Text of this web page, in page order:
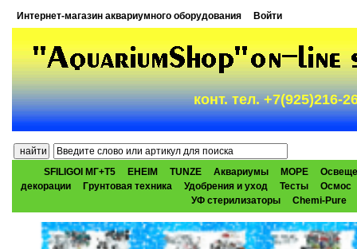
Интернет-магазин аквариумного оборудования Войти
конт. тел. +7(925)216-
SFILIGOI МГ+Т5 EHEIM TUNZE Аквариумы МОРЕ
декорации
Грунтовая техника Удобрения и уход Тесты
Осмос
УФ стерилизаторы
Chemi-Pure